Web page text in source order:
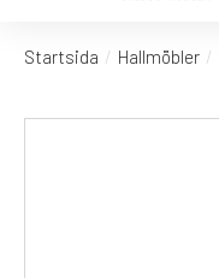
Du är här:
Startsida Hallmöbler